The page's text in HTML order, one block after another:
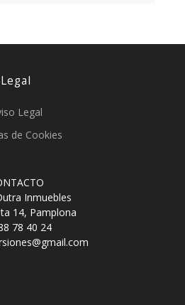
Legal
Legal
de Cookies
Inmuebles
14, Pamplona
78 40 24